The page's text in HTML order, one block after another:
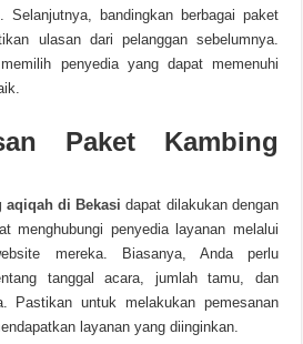
Selanjutnya, bandingkan berbagai paket
ulasan dari pelanggan sebelumnya.
penyedia yang dapat memenuhi
Paket Kambing
aqiqahdi Bekasi dapat dilakukan dengan
menghubungi penyedia layanan melalui
mereka. Biasanya, Anda perlu
tanggal acara, jumlah tamu, dan
Pastikan untuk melakukan pemesanan
layanan yang diinginkan.